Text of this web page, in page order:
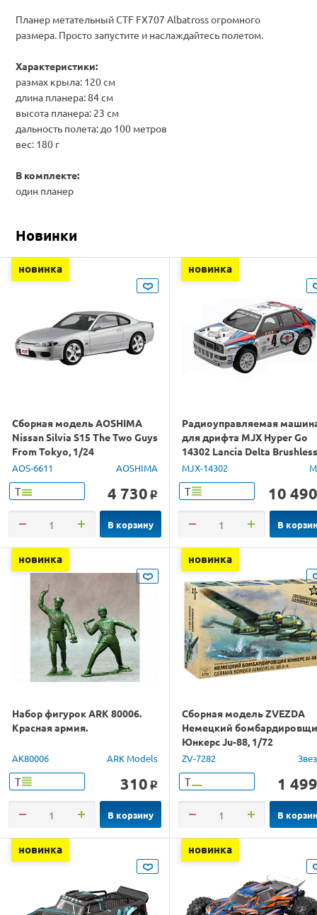
Планер метательный CTF FX707 Albatross огромного
размера. Просто запустите и наслаждайтесь полетом.
Характеристики:
размах крыла: 120 см
длина планера: 84 см
высота планера: 23 см
дальность полета: до 100 метров
вес: 180 г
В комплекте:
один планер
Новинки
новинка
Сборная модель AOSHIMA
Nissan Silvia S15 The Two Guys
From Tokyo, 1/24
AOS-6611 AOSHIMA
Т 4 730 o
В корзину
новинка
Радиоуправляемая
для дрифта MJX Hyper Go
14302 Lancia Delta Brushless
4WD 2.4G LED 1/14 RTR
MJX-14302
Т 10 490
В
новинка
Набор фигурок ARK 80006.
Красная армия.
AK80006 ARK Models
Т 310 o
В корзину
новинка
Сборная модель ZVEZDA
Немецкий
Юнкерс Ju-88, 1/72
ZV-7282
Т 1 499
В
новинка новинка